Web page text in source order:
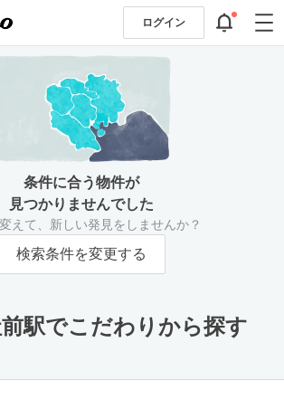
ログイン
条件に合う物件が
見つかりませんでした
えて、新しい発見をしませんか？
検索条件を変更する
駅でこだわりから探す